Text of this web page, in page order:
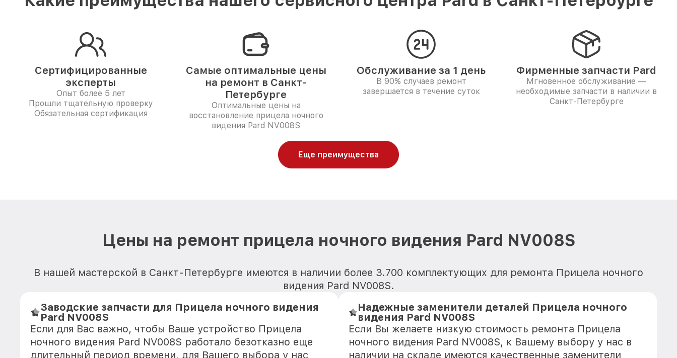
Сертифицированные
эксперты
Опыт более 5 лет
Прошли тщательную проверку
Обязательная сертификация
Самые оптимальные цены
на ремонт в Санкт-
Петербурге
Оптимальные цены на
восстановление прицела ночного
видения Pard NV008S
Обслуживание за 1 день
В 90% случаев ремонт
завершается в течение суток
Фирменные запчасти Pard
Мгновенное обслуживание —
необходимые запчасти в наличии в
Санкт-Петербурге
Еще преимущества
Цены на ремонт прицела ночного видения Pard NV008S
В нашей мастерской в Санкт-Петербурге имеются в наличии более 3.700 комплектующих для ремонта Прицела ночного
видения Pard NV008S.
Заводские запчасти для Прицела ночного видения
Pard NV008S
Если для Вас важно, чтобы Ваше устройство Прицела
ночного видения Pard NV008S работало безотказно еще
длительный период времени, для Вашего выбора у нас
Надежные заменители деталей Прицела ночного
видения Pard NV008S
Если Вы желаете низкую стоимость ремонта Прицела
ночного видения Pard NV008S, к Вашему выбору у нас в
наличии на складе имеются качественные заменители